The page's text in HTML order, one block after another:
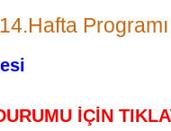
Programı
İÇİN